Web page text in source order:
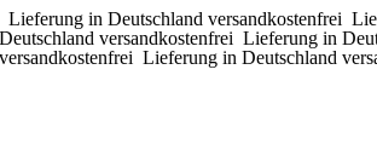
Zum
Inhalt
springen
Lieferung in Deutschland versandkostenfrei
Deutschland versandkostenfrei Lieferung in
versandkostenfreiLieferung in Deutschland